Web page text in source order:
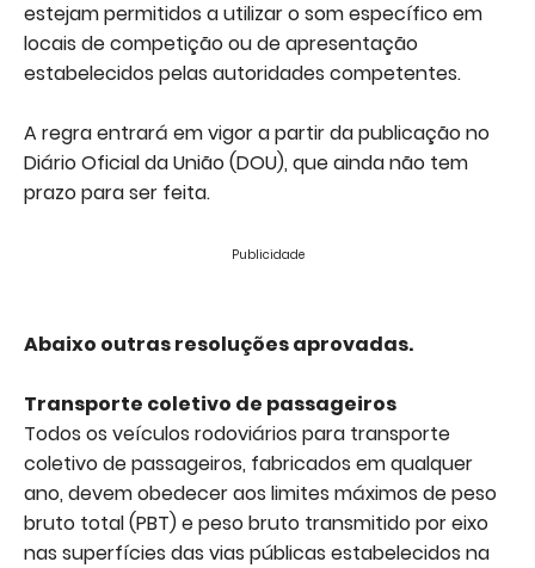
estejam permitidos a utilizar o som específico em
locais de competição ou de apresentação
estabelecidos pelas autoridades competentes.
A regra entrará em vigor a partir da publicação no
Diário Oficial da União (DOU), que ainda não tem
prazo para ser feita.
Publicidade
Abaixo outras resoluções aprovadas.
Transporte coletivo de passageiros
Todos os veículos rodoviários para transporte
coletivo de passageiros, fabricados em qualquer
ano, devem obedecer aos limites máximos de peso
bruto total (PBT) e peso bruto transmitido por eixo
nas superfícies das vias públicas estabelecidos na